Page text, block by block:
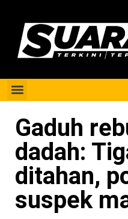
Gaduh
dadah:
ditahan,
suspek